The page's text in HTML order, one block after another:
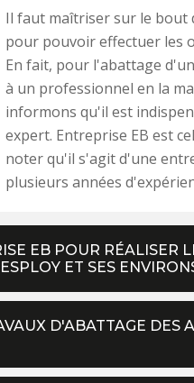
Il faut maîtriser sur le bout
pour pouvoir effectuer les
En fait, pour l'abattage
à un professionnel en la
informons qu'il est
expert. Entreprise EB est
noter qu'il s'agit d'une
plusieurs années
EB POUR RÉALISER
ET SES
D'ABATTAGE DES